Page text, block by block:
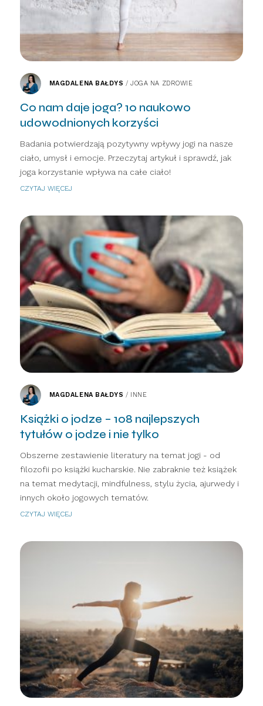
MAGDALENA BAŁDYS /JOGA NA ZDROWIE
Co nam daje joga? 10 naukowo
udowodnionych korzyści
Badania potwierdzają pozytywny wpływy jogi na nasze
ciało, umysł i emocje. Przeczytaj artykuł i sprawdź, jak
joga korzystanie wpływa na całe ciało!
CZYTAJ WIĘCEJ
MAGDALENA BAŁDYS / INNE
Książki o jodze – 108 najlepszych
tytułów o jodze i nie tylko
Obszerne zestawienie literatury na temat jogi - od
filozofii po książki kucharskie. Nie zabraknie też książek
na temat medytacji, mindfulness, stylu życia, ajurwedy i
innych około jogowych tematów.
CZYTAJ WIĘCEJ